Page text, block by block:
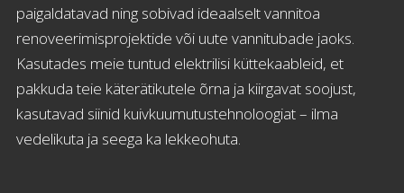
paigaldatavad ning sobivad ideaalselt vannitoa
renoveerimisprojektide või uute vannitubade jaoks.
Kasutades meie tuntud elektrilisi küttekaableid, et
pakkuda teie käterätikutele õrna ja kiirgavat soojust,
kasutavad siinid kuivkuumutustehnoloogiat – ilma
vedelikuta ja seega ka lekkeohuta.